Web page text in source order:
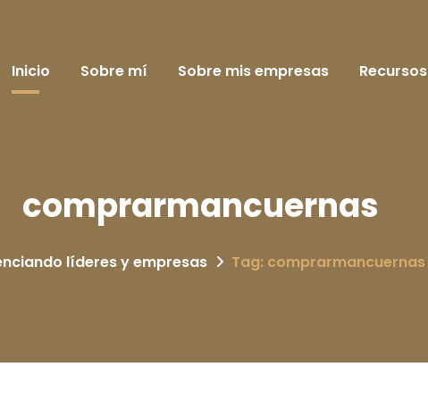
Inicio Sobre mí Sobre mis empresas Recursos
comprarmancuernas
líderes y empresas Tag: comprarmancuernas